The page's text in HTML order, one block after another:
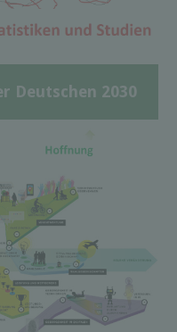
Deutschen 2030